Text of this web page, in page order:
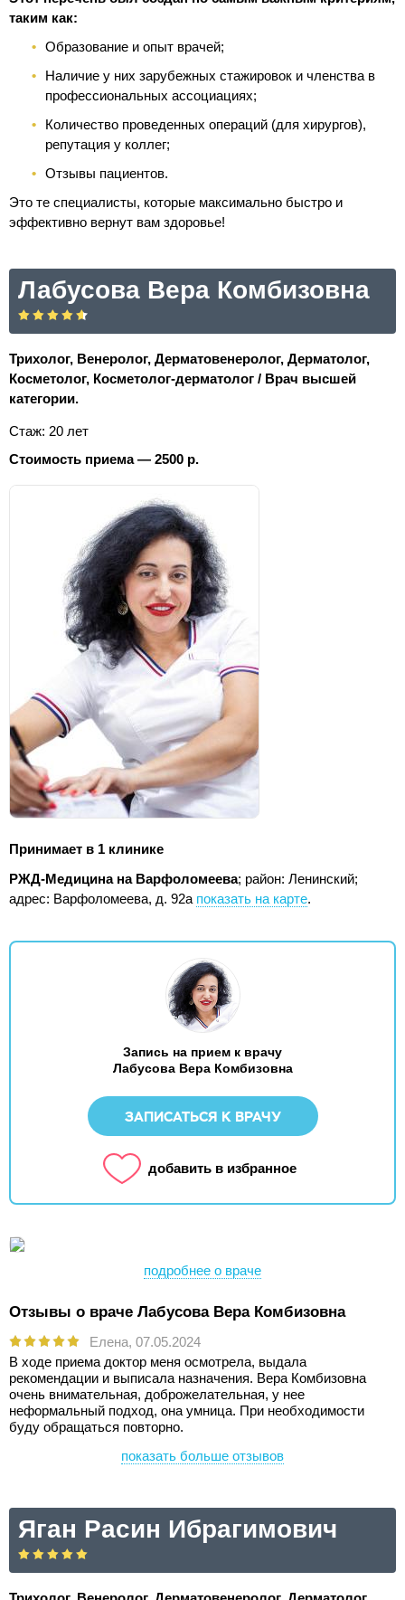
таким как:
Образование и опыт врачей;
Наличие у них зарубежных стажировок и членства в
профессиональных ассоциациях;
Количество проведенных операций (для хирургов),
репутация у коллег;
Отзывы пациентов.
Это те специалисты, которые максимально быстро и
эффективно вернут вам здоровье!
Лабусова Вера Комбизовна
Трихолог, Венеролог, Дерматовенеролог, Дерматолог,
Косметолог, Косметолог-дерматолог / Врач высшей
категории.
Стаж: 20 лет
Стоимость приема — 2500 р.
Принимает в 1 клинике
РЖД-Медицина на Варфоломеева; район: Ленинский;
адрес: Варфоломеева, д. 92а показать на карте.
Запись на прием к врачу
Лабусова Вера Комбизовна
ЗАПИСАТЬСЯ К ВРАЧУ
добавить в избранное
подробнее о враче
Отзывы о враче Лабусова Вера Комбизовна
Елена, 07.05.2024
В ходе приема доктор меня осмотрела, выдала
рекомендации и выписала назначения. Вера Комбизовна
очень внимательная, доброжелательная, у нее
неформальный подход, она умница. При необходимости
буду обращаться повторно.
показать больше отзывов
Яган Расин Ибрагимович